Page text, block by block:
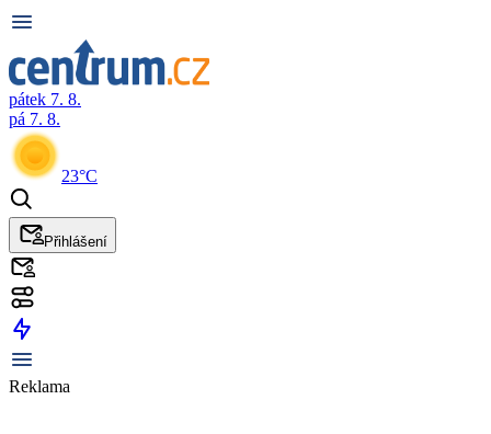
pátek 7. 8.
pá 7. 8.
23°C
Přihlášení
Reklama